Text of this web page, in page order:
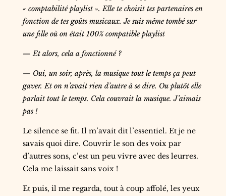
« comptabilité playlist ». Elle te choisit tes partenaires en
fonction de tes goûts musicaux. Je suis même tombé sur
une fille où on était 100% compatible playlist
— Et alors, cela a fonctionné ?
— Oui, un soir, après, la musique tout le temps ça peut
gaver. Et on n’avait rien d’autre à se dire. Ou plutôt elle
parlait tout le temps. Cela couvrait la musique. J’aimais
pas !
Le silence se fit. Il m’avait dit l’essentiel. Et je ne
savais quoi dire. Couvrir le son des voix par
d’autres sons, c’est un peu vivre avec des leurres.
Cela me laissait sans voix !
Et puis, il me regarda, tout à coup affolé, les yeux